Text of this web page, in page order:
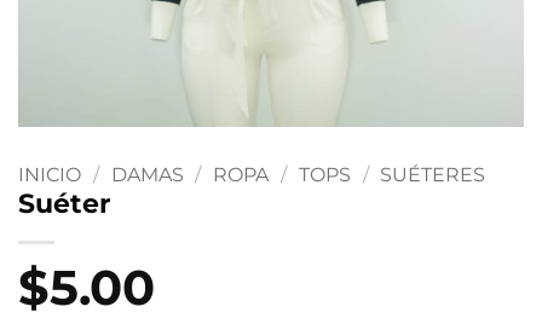
INICIO / DAMAS / ROPA / TOPS / SUÉTERES
Suéter
$5.00